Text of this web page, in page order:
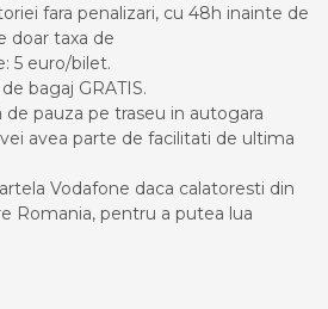
fara penalizari, cu 48h inainte de
doar taxa de
5 euro/bilet.
bagaj GRATIS.
pauza pe traseu in autogara
avea parte de facilitati de ultima
Vodafone daca calatoresti din
Romania, pentru a putea lua